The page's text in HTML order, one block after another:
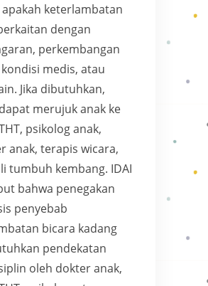
keterlambatan
dengan
perkembangan
medis, atau
Jika dibutuhkan,
merujuk anak ke
psikolog anak,
anak, terapis wicara,
tumbuh kembang. IDAI
bahwa penegakan
penyebab
bicara kadang
pendekatan
oleh dokter anak,